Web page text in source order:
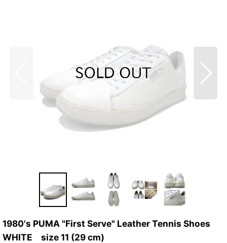
1980's PUMA "First Serve" Leather Tennis Shoes
WHITE size 11 (29 cm)